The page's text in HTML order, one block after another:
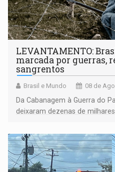
LEVANTAMENTO:
marcada por guerras,
sangrentos
Brasil e Mundo 08 de
Da Cabanagem à Guerra do
deixaram dezenas de
territoriais e sociais